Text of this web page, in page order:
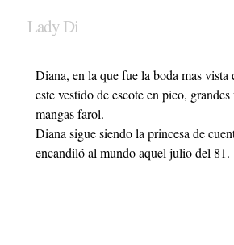
Lady Di
Diana, en la que fue la boda mas
este vestido de escote en pico,
mangas farol.
Diana sigue siendo la princesa de
encandiló al mundo aquel julio del 81.